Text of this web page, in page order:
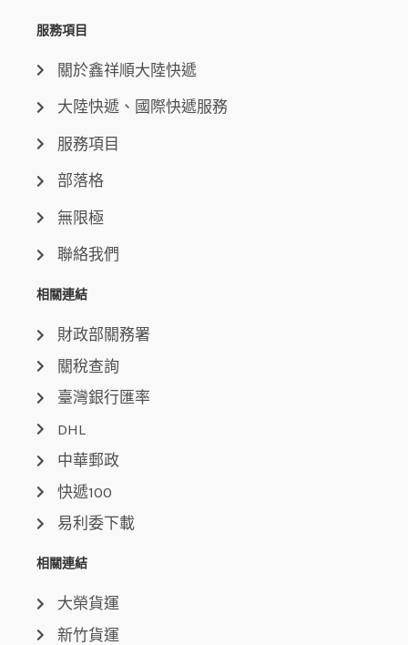
服務項目
關於鑫祥順大陸快遞
大陸快遞、國際快遞服務
服務項目
部落格
無限極
聯絡我們
相關連結
財政部關務署
關稅查詢
臺灣銀行匯率
DHL
中華郵政
快遞100
易利委下載
相關連結
大榮貨運
新竹貨運